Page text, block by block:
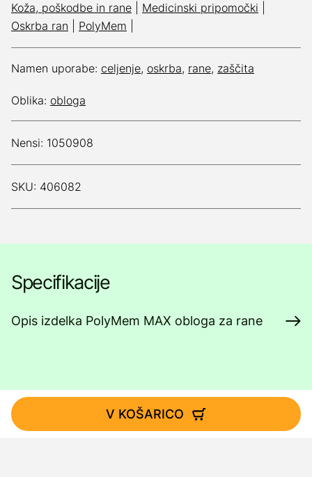
Koža, poškodbe in rane Medicinski pripomočki
Oskrba ran
PolyMem
Namen uporabe: celjenje, oskrba, rane, zaščita
Oblika: obloga
Nensi: 1050908
SKU: 406082
Specifikacije
Opis izdelka PolyMem MAX obloga za rane
V KOŠARICO